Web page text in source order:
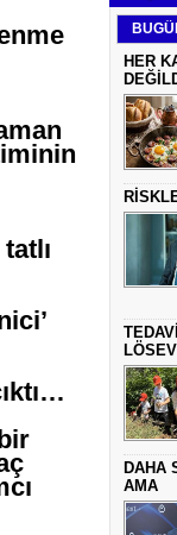
HER
DAHA
AMA